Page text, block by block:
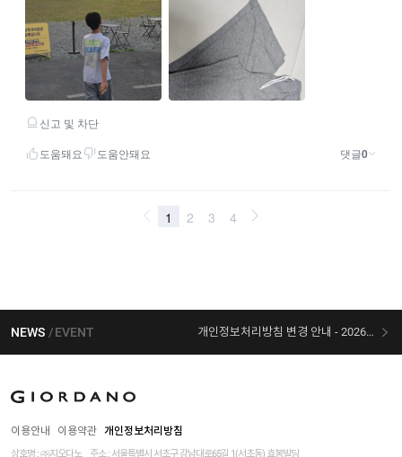
NEWS EVENT 개인정보처리방침 변경 안내 - 2026/07/30 시행
이용안내 이용약관 개인정보처리방침
상호명 : ㈜지오다노 주소 : 서울특별시 서초구 강남대로65길 1(서초동) 효봉빌딩